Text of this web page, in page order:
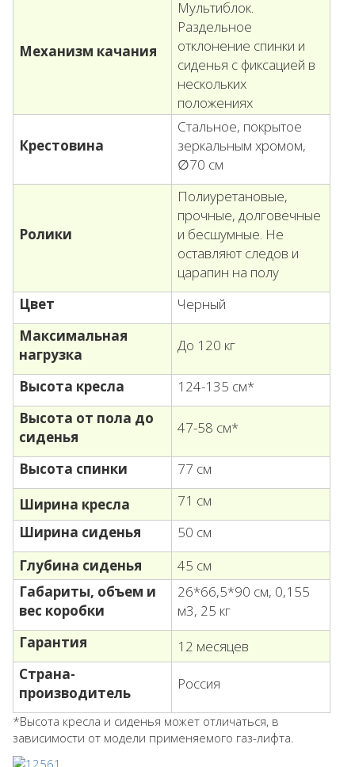
Механизм качания
Мультиблок.
Раздельное
отклонение спинки и
сиденья с фиксацией в
нескольких
положениях
Крестовина
Стальное, покрытое
зеркальным хромом,
∅70 см
Ролики
Полиуретановые,
прочные, долговечные
и бесшумные. Не
оставляют следов и
царапин на полу
Цвет
Черный
Максимальная
нагрузка
До 120 кг
Высота кресла
124-135 см*
Высота от пола до
сиденья
47-58 см*
Высота спинки
77 см
Ширина кресла
71 см
Ширина сиденья
50 см
Глубина сиденья
45 см
Габариты, объем и
вес коробки
26*66,5*90 см, 0,155
м3, 25 кг
Гарантия
12 месяцев
Страна-
производитель
Россия
*Высота кресла и сиденья может отличаться, в
зависимости от модели применяемого газ-лифта.